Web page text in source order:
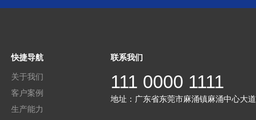
快捷导航
关于我们
客户案例
生产能力
联系我们
111 0000 1111
地址： 广东省东莞市麻涌镇麻涌中心大道